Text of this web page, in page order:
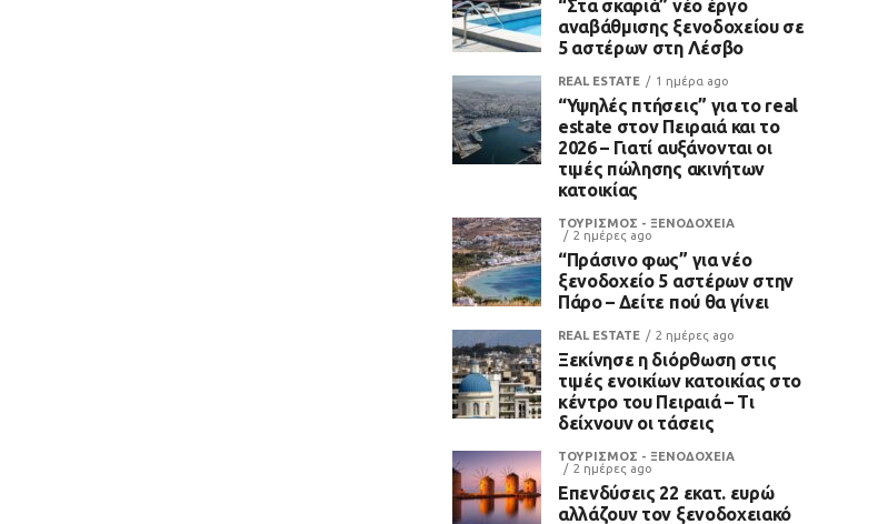
“Στα σκαριά” νέο έργο
αναβάθμισης ξενοδοχείου σε
5 αστέρων στη Λέσβο
REAL ESTATE 1 ημέρα ago
“Υψηλές πτήσεις” για το real
estate στον Πειραιά και το
2026 – Γιατί αυξάνονται οι
τιμές πώλησης ακινήτων
κατοικίας
ΤΟΥΡΙΣΜΟΣ - ΞΕΝΟΔΟΧΕΙΑ
2 ημέρες ago
“Πράσινο φως” για νέο
ξενοδοχείο 5 αστέρων στην
Πάρο – Δείτε πού θα γίνει
REAL ESTATE 2 ημέρες ago
Ξεκίνησε η διόρθωση στις
τιμές ενοικίων κατοικίας στο
κέντρο του Πειραιά – Τι
δείχνουν οι τάσεις
ΤΟΥΡΙΣΜΟΣ - ΞΕΝΟΔΟΧΕΙΑ
2 ημέρες ago
Επενδύσεις 22 εκατ. ευρώ
αλλάζουν τον ξενοδοχειακό